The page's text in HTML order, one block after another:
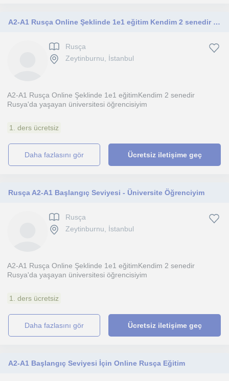
A2-A1 Rusça Online Şeklinde 1e1 eğitim Kendim 2 senedir Rusya'da yaşayan üniversitesi öğrencisiyim
Rusça
Zeytinburnu, İstanbul
A2-A1 Rusça Online Şeklinde 1e1 eğitimKendim 2 senedir
Rusya'da yaşayan üniversitesi öğrencisiyim
1. ders ücretsiz
daha fazlasını gör Ücretsiz iletişime geç
Rusça A2-A1 Başlangıç Seviyesi - Üniversite Öğrenciyim
Rusça
Zeytinburnu, İstanbul
A2-A1 Rusça Online Şeklinde 1e1 eğitimKendim 2 senedir
Rusya'da yaşayan üniversitesi öğrencisiyim
1. ders ücretsiz
daha fazlasını gör Ücretsiz iletişime geç
A2-A1 Başlangıç Seviyesi İçin Online Rusça Eğitim